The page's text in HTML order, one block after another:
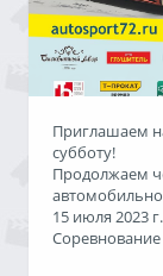
Приглашаем
субботу!
Продолжаем
15 июля 2023